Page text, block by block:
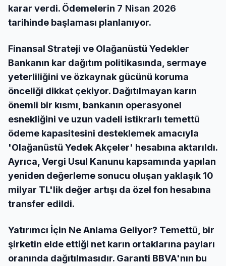
karar verdi. Ödemelerin 7 Nisan 2026
tarihinde başlaması planlanıyor.
Finansal Strateji ve Olağanüstü Yedekler
Bankanın kar dağıtım politikasında, sermaye
yeterliliğini ve özkaynak gücünü koruma
önceliği dikkat çekiyor. Dağıtılmayan karın
önemli bir kısmı, bankanın operasyonel
esnekliğini ve uzun vadeli istikrarlı temettü
ödeme kapasitesini desteklemek amacıyla
'Olağanüstü Yedek Akçeler' hesabına aktarıldı.
Ayrıca, Vergi Usul Kanunu kapsamında yapılan
yeniden değerleme sonucu oluşan yaklaşık 10
milyar TL'lik değer artışı da özel fon hesabına
transfer edildi.
Yatırımcı İçin Ne Anlama Geliyor? Temettü, bir
şirketin elde ettiği net karın ortaklarına payları
oranında dağıtılmasıdır. Garanti BBVA'nın bu